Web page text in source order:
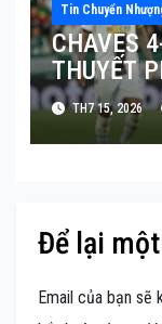
Tin Chuyển
CHAVES
THUYẾT
TRONG
TH7 15, 2026
Để lại
Email của bạn sẽ